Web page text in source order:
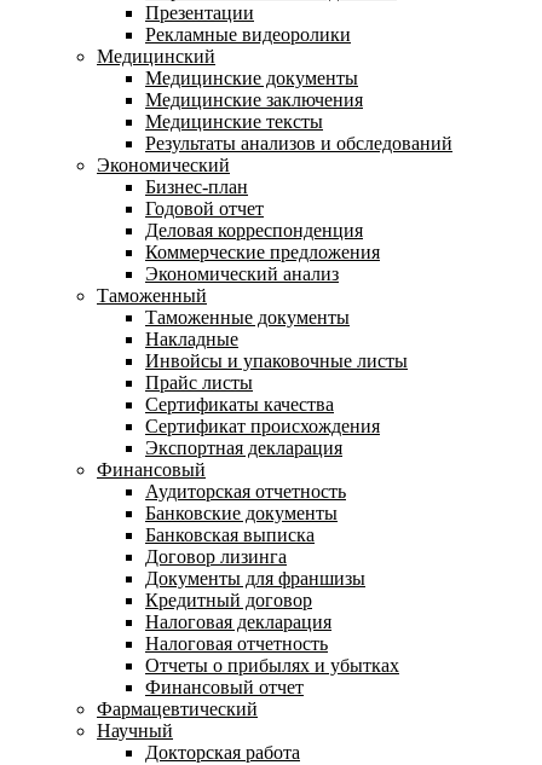
Презентации
Рекламные видеоролики
Медицинский
Медицинские документы
Медицинские заключения
Медицинские тексты
Результаты анализов и обследований
Экономический
Бизнес-план
Годовой отчет
Деловая корреспонденция
Коммерческие предложения
Экономический анализ
Таможенный
Таможенные документы
Накладные
Инвойсы и упаковочные листы
Прайс листы
Сертификаты качества
Сертификат происхождения
Экспортная декларация
Финансовый
Аудиторская отчетность
Банковские документы
Банковская выписка
Договор лизинга
Документы для франшизы
Кредитный договор
Налоговая декларация
Налоговая отчетность
Отчеты о прибылях и убытках
Финансовый отчет
Фармацевтический
Научный
Докторская работа